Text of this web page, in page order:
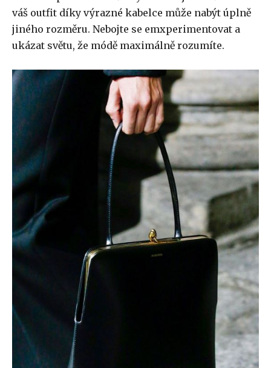
váš outfit díky výrazné kabelce může nabýt úplně
jiného rozměru. Nebojte se emxperimentovat a
ukázat světu, že módě maximálně rozumíte.